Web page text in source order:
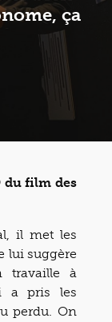
ça
du film des
il met les
lui suggère
travaille à
a pris les
perdu. On